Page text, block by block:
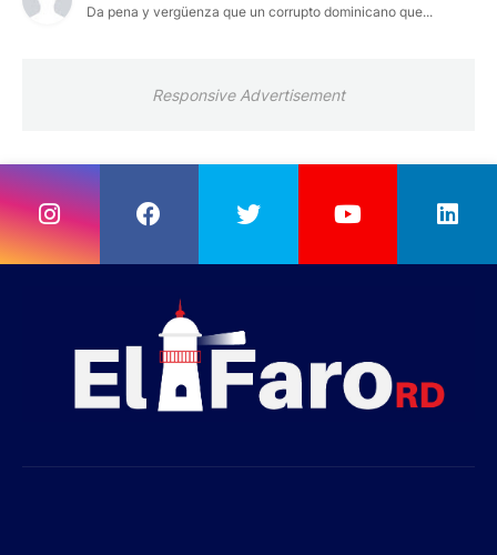
Da pena y vergüenza que un corrupto dominicano que...
Responsive Advertisement